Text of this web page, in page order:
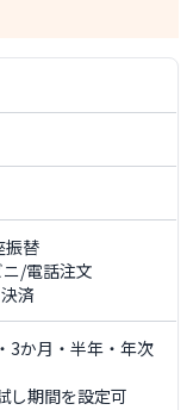
振替
/電話注文
済
3か月・半年・年次
し期間を設定可